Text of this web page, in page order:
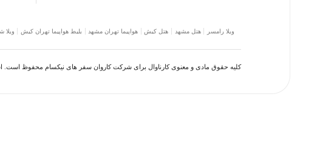
ویلا رامسر هتل مشهد هتل کیش هواپیما تهران مشهد بلیط هواپیما تهران کیش ویلا
کلیه حقوق مادی و معنوی کارناوال برای شرکت کاروان سفر های نیکسام محفوظ است.